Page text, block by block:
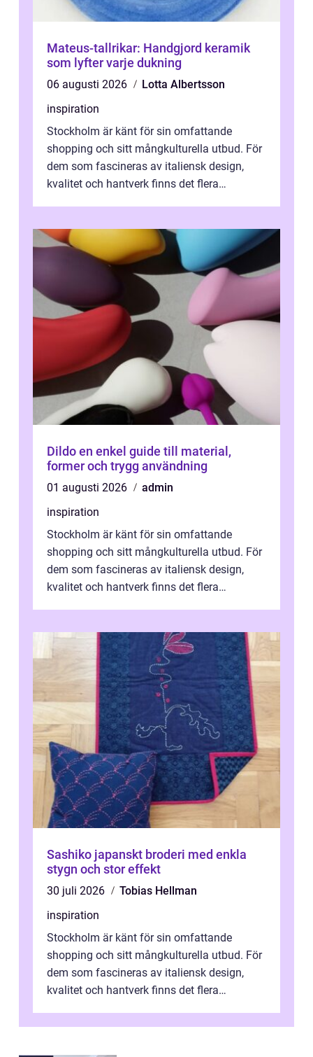
Mateus-tallrikar: Handgjord keramik
som lyfter varje dukning
06 augusti 2026
Lotta Albertsson
inspiration
Stockholm är känt för sin omfattande
shopping och sitt mångkulturella utbud. För
dem som fascineras av italiensk design,
kvalitet och hantverk finns det flera
Dildo en enkel guide till material,
former och trygg användning
01 augusti 2026
admin
inspiration
Stockholm är känt för sin omfattande
shopping och sitt mångkulturella utbud. För
dem som fascineras av italiensk design,
kvalitet och hantverk finns det flera
Sashiko japanskt broderi med enkla
stygn och stor effekt
30 juli 2026
Tobias Hellman
inspiration
Stockholm är känt för sin omfattande
shopping och sitt mångkulturella utbud. För
dem som fascineras av italiensk design,
kvalitet och hantverk finns det flera